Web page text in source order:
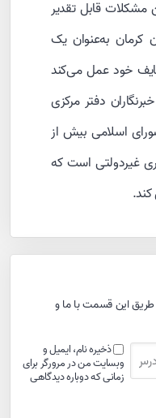
قابل تقدیر
کرمان به‌عنوان یک
خود عمل می‌کند
دفتر مرکزی
اسلامی بیش از
غیردولتی است که
طریق این قسمت با ما و
ذخیره نام، ایمیل و
وبسایت من در مرورگر برای
زمانی که دوباره دیدگاهی